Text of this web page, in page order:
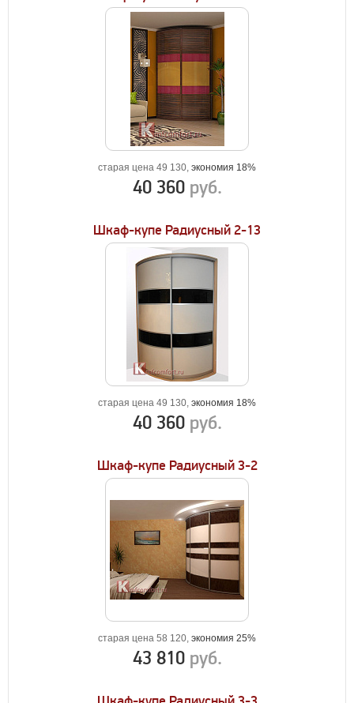
старая цена 49 130, экономия 18%
40 360 руб.
Шкаф-купе Радиусный 2-13
старая цена 49 130, экономия 18%
40 360 руб.
Шкаф-купе Радиусный 3-2
старая цена 58 120, экономия 25%
43 810 руб.